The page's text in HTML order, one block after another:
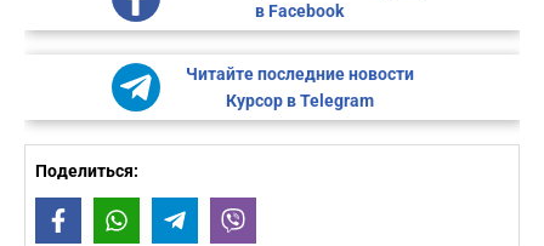
в Facebook
Читайте последние новости
Курсор в Telegram
Поделиться:
FacebookWhatsAppTelegram